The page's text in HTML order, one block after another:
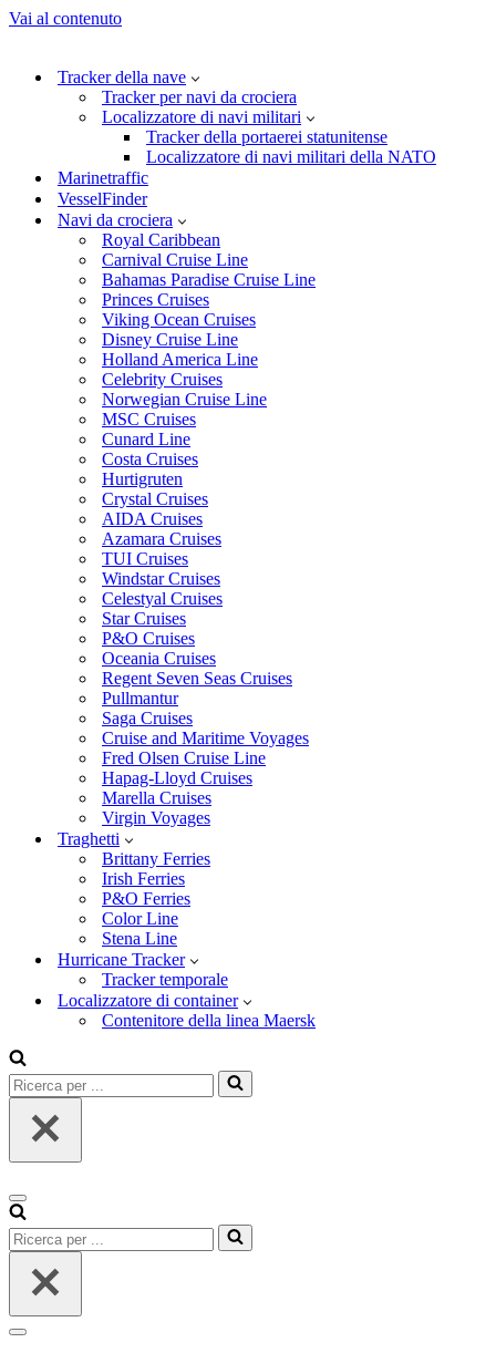
Vai al contenuto
Tracker della nave
Tracker per navi da crociera
Localizzatore di navi militari
Tracker della portaerei statunitense
Localizzatore di navi militari della NATO
Marinetraffic
VesselFinder
Navi da crociera
Royal Caribbean
Carnival Cruise Line
Bahamas Paradise Cruise Line
Princes Cruises
Viking Ocean Cruises
Disney Cruise Line
Holland America Line
Celebrity Cruises
Norwegian Cruise Line
MSC Cruises
Cunard Line
Costa Cruises
Hurtigruten
Crystal Cruises
AIDA Cruises
Azamara Cruises
TUI Cruises
Windstar Cruises
Celestyal Cruises
Star Cruises
P&O Cruises
Oceania Cruises
Regent Seven Seas Cruises
Pullmantur
Saga Cruises
Cruise and Maritime Voyages
Fred Olsen Cruise Line
Hapag-Lloyd Cruises
Marella Cruises
Virgin Voyages
Traghetti
Brittany Ferries
Irish Ferries
P&O Ferries
Color Line
Stena Line
Hurricane Tracker
Tracker temporale
Localizzatore di container
Contenitore della linea Maersk
Ricerca
per
Menu
di
navigazione
Ricerca
per
Menu